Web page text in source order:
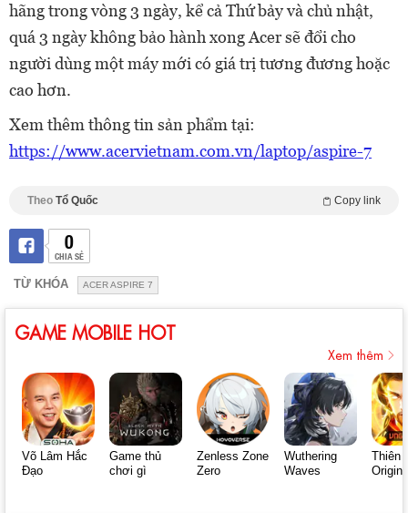
hãng trong vòng 3 ngày, kể cả Thứ bảy và chủ nhật,
quá 3 ngày không bảo hành xong Acer sẽ đổi cho
người dùng một máy mới có giá trị tương đương hoặc
cao hơn.
Xem thêm thông tin sản phẩm tại:
https://www.acervietnam.com.vn/laptop/aspire-7
Theo Tổ Quốc Copy link
0
CHIA SẺ
TỪ KHÓA ACER ASPIRE 7
GAME MOBILE HOT
Xem thêm
Võ Lâm Hắc
Đạo
Game thủ
chơi gì
Zenless Zone
Zero
Wuthering
Waves
Thiên
Origin